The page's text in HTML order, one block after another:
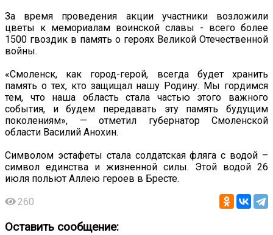
За время проведения акции участники возложили
цветы к мемориалам воинской славы - всего более
1500 гвоздик в память о героях Великой Отечественной
войны.
«Смоленск, как город-герой, всегда будет хранить
память о тех, кто защищал нашу Родину. Мы гордимся
тем, что наша область стала частью этого важного
события, и будем передавать эту память будущим
поколениям», — отметил губернатор Смоленской
области Василий Анохин.
Символом эстафеты стала солдатская фляга с водой –
символ единства и жизненной силы. Этой водой 26
июля польют Аллею героев в Бресте.
260
Оставить сообщение: